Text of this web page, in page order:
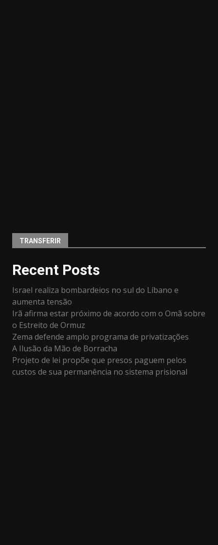
TRANSFERIR
Recent Posts
Israel realiza bombardeios no sul do Líbano e
aumenta tensão
Irã afirma estar próximo de acordo com o Omã sobre
o Estreito de Ormuz
Zema defende amplo programa de privatizações
A Ilusão da Mão de Borracha
Projeto de lei propõe que presos paguem pelos
custos de sua permanência no sistema prisional